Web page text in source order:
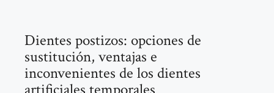
Dientes postizos: opciones de
sustitución, ventajas e
inconvenientes de los dientes